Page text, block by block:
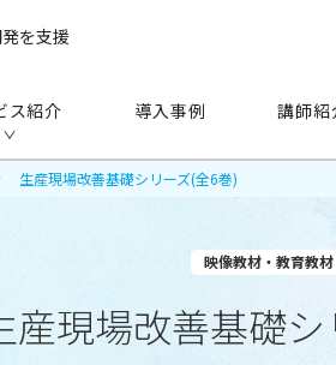
を支援
ス紹介
手法から探す
導入事例 講師紹
生産現場改善基礎シリーズ(全6巻)
映像教材・教育教材
産現場改善基礎シ